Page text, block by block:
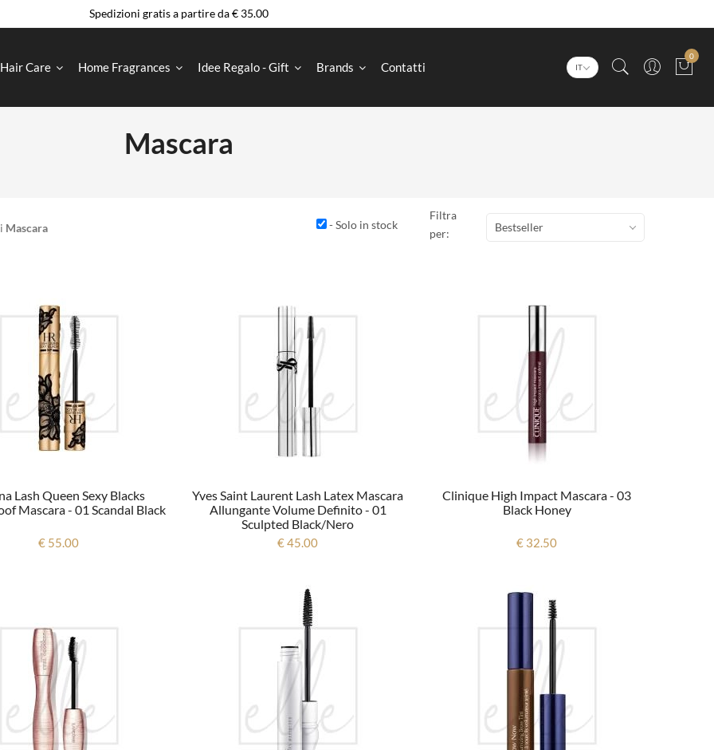
Spedizioni gratis a partire da € 35.00
Hair Care Home Fragrances Idee Regalo - Gift Brands Contatti IT
0
Mascara
Mascara - Solo in stock
Filtra
per:
Bestseller
Lash Queen Sexy Blacks
Mascara - 01 Scandal Black
€ 55.00
Yves Saint Laurent Lash Latex Mascara
Allungante Volume Definito - 01
Sculpted Black/nero
€ 45.00
Clinique High Impact Mascara - 03
Black Honey
€ 32.50